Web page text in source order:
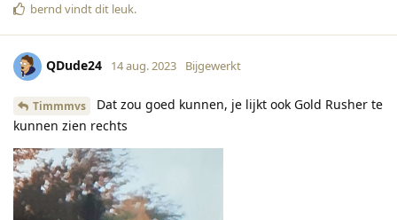
bernd vindt dit leuk.
QDude24 14 aug. 2023 Bijgewerkt
Timmmvs
Dat zou goed kunnen, je lijkt ook Gold Rusher te
kunnen zien rechts